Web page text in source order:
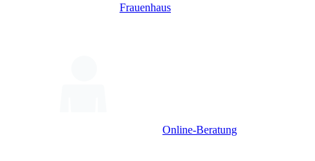
Frauenhaus
Online-Beratung